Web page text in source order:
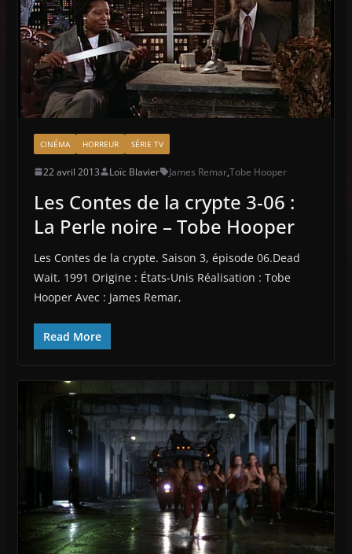
CINÉMA HORREUR SÉRIE TV
22 avril 2013 Loïc Blavier James Remar,Tobe Hooper
Les Contes de la crypte 3-06 :
La Perle noire – Tobe Hooper
Les Contes de la crypte. Saison 3, épisode 06.Dead
Wait. 1991 Origine : États-Unis Réalisation : Tobe
Hooper Avec : James Remar,
Read More